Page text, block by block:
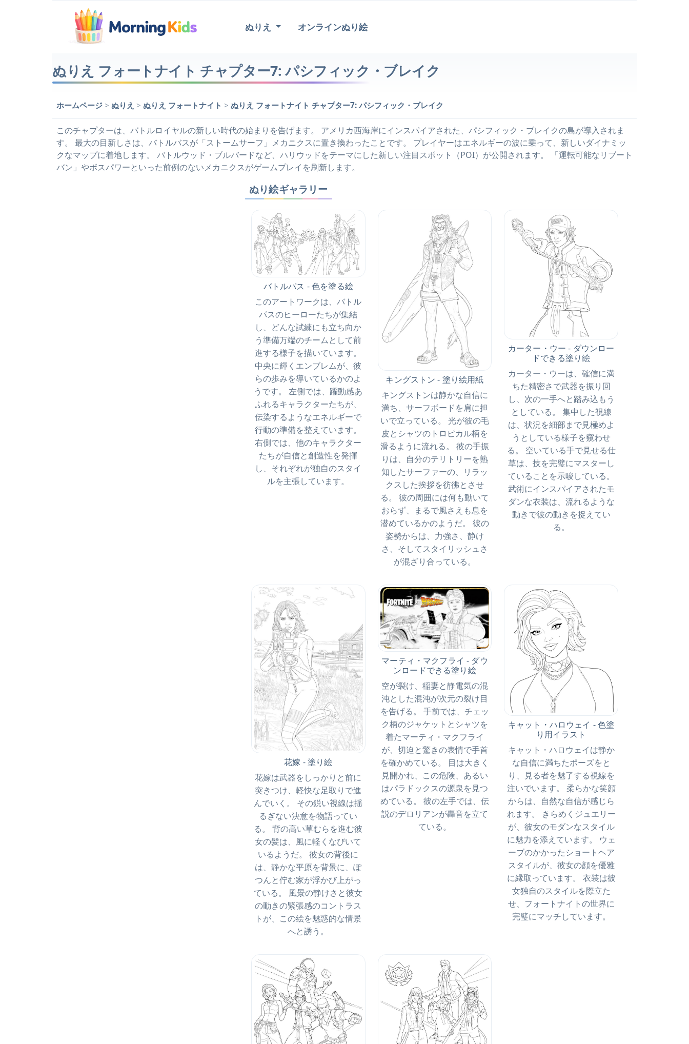
ぬりえ オンラインぬり絵
ぬりえ フォートナイト チャプター7: パシフィック・ブレイク
ホームページ > ぬりえ > ぬりえ フォートナイト > ぬりえ フォートナイト チャプター7: パシフィック・ブレイク
このチャプターは、バトルロイヤルの新しい時代の始まりを告げます。 アメリカ西海岸にインスパイアされた、パシフィック・ブレイクの島が導入されま
す。 最大の目新しさは、バトルバスが「ストームサーフ」メカニクスに置き換わったことです。 プレイヤーはエネルギーの波に乗って、新しいダイナミッ
クなマップに着地します。 バトルウッド・ブルバードなど、ハリウッドをテーマにした新しい注目スポット（POI）が公開されます。 「運転可能なリブート
バン」やボスパワーといった前例のないメカニクスがゲームプレイを刷新します。
ぬり絵ギャラリー
バトルパス - 色を塗る絵
このアートワークは、バトル
パスのヒーローたちが集結
し、どんな試練にも立ち向か
う準備万端のチームとして前
進する様子を描いています。
中央に輝くエンブレムが、彼
らの歩みを導いているかのよ
うです。 左側では、躍動感あ
ふれるキャラクターたちが、
伝染するようなエネルギーで
行動の準備を整えています。
右側では、他のキャラクター
たちが自信と創造性を発揮
し、それぞれが独自のスタイ
ルを主張しています。
キングストン - 塗り絵用紙
キングストンは静かな自信に
満ち、サーフボードを肩に担
いで立っている。 光が彼の毛
皮とシャツのトロピカル柄を
滑るように流れる。 彼の手振
りは、自分のテリトリーを熟
知したサーファーの、リラッ
クスした挨拶を彷彿とさせ
る。 彼の周囲には何も動いて
おらず、まるで風さえも息を
潜めているかのようだ。 彼の
姿勢からは、力強さ、静け
さ、そしてスタイリッシュさ
が混ざり合っている。
カーター・ウー - ダウンロー
ドできる塗り絵
カーター・ウーは、確信に満
ちた精密さで武器を振り回
し、次の一手へと踏み込もう
としている。 集中した視線
は、状況を細部まで見極めよ
うとしている様子を窺わせ
る。 空いている手で見せる仕
草は、技を完璧にマスターし
ていることを示唆している。
武術にインスパイアされたモ
ダンな衣装は、流れるような
動きで彼の動きを捉えてい
る。
花嫁 - 塗り絵
花嫁は武器をしっかりと前に
突きつけ、軽快な足取りで進
んでいく。 その鋭い視線は揺
るぎない決意を物語ってい
る。 背の高い草むらを進む彼
女の髪は、風に軽くなびいて
いるようだ。 彼女の背後に
は、静かな平原を背景に、ぽ
つんと佇む家が浮かび上がっ
ている。 風景の静けさと彼女
の動きの緊張感のコントラス
トが、この絵を魅惑的な情景
へと誘う。
マーティ・マクフライ - ダウ
ンロードできる塗り絵
空が裂け、稲妻と静電気の混
沌とし​​た混沌が次元の裂け目
を告げる。 手前では、チェッ
ク柄のジャケットとシャツを
着たマーティ・マクフライ
が、切迫と驚きの表情で手首
を確かめている。 目は大きく
見開かれ、この危険、あるい
はパラドックスの源泉を見つ
めている。 彼の左手では、伝
説のデロリアンが轟音を立て
ている。
キャット・ハロウェイ - 色塗
り用イラスト
キャット・ハロウェイは静か
な自信に満ちたポーズをと
り、見る者を魅了する視線を
注いでいます。 柔らかな笑顔
からは、自然な自信が感じら
れます。 きらめくジュエリー
が、彼女のモダンなスタイル
に魅力を添えています。 ウェ
ーブのかかったショートヘア
スタイルが、彼女の顔を優雅
に縁取っています。 衣装は彼
女独自のスタイルを際立た
せ、フォートナイトの世界に
完璧にマッチしています。